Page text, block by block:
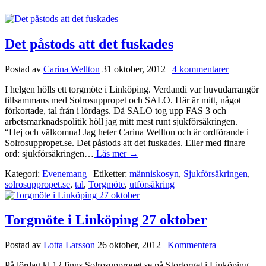
Det påstods att det fuskades
Postad av Carina Wellton 31 oktober, 2012 | 4 kommentarer
I helgen hölls ett torgmöte i Linköping. Verdandi var huvudarrangör
tillsammans med Solrosuppropet och SALO. Här är mitt, något
förkortade, tal från i lördags. Då SALO tog upp FAS 3 och
arbetsmarknadspolitik höll jag mitt mest runt sjukförsäkringen.
“Hej och välkomna! Jag heter Carina Wellton och är ordförande i
Solrosuppropet.se. Det påstods att det fuskades. Eller med finare
ord: sjukförsäkringen… Läs mer →
Kategori: Evenemang | Etiketter: människosyn, Sjukförsäkringen,
solrosuppropet.se, tal, Torgmöte, utförsäkring
Torgmöte i Linköping 27 oktober
Postad av Lotta Larsson 26 oktober, 2012 | Kommentera